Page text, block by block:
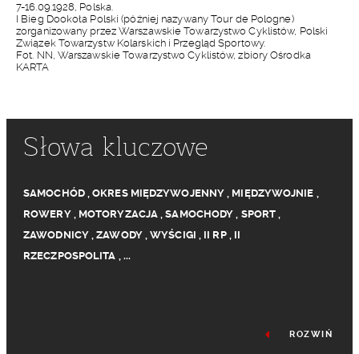
7-16.09.1928, Polska.
I Bieg Dookoła Polski (później nazywany Tour de Pologne)
zorganizowany przez Warszawskie Towarzystwo Cyklistów, Polski
Związek Towarzystw Kolarskich i Przegląd Sportowy.
Fot. NN, Warszawskie Towarzystwo Cyklistów, zbiory Ośrodka
KARTA
Słowa kluczowe
SAMOCHÓD,OKRES MIĘDZYWOJENNY , MIĘDZYWOJNIE ,
ROWERY, MOTORYZACJA ,SAMOCHODY , SPORT ,
ZAWODNICY,ZAWODY,WYŚCIGI , II RP, II
RZECZPOSPOLITA , ...
ROZWIŃ